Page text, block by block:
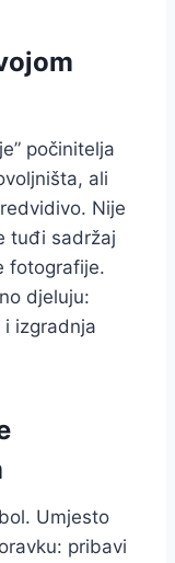
počinitelja
ali
Nije
tuđi sadržaj
fotografije.
djeluju:
i izgradnja
Umjesto
pribavi